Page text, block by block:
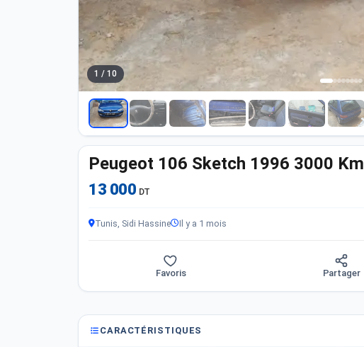
1 / 10
Peugeot 106 Sketch 1996 3000 Km
13 000 DT
Tunis, Sidi Hassine Il y a 1 mois
Favoris Partager
CARACTÉRISTIQUES